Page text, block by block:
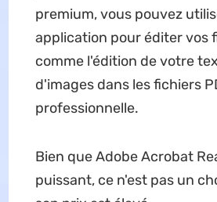
premium, vous pouvez
application pour éditer vos
comme l'édition de votre
d'images dans les fichiers
professionnelle.
Bien que Adobe Acrobat
puissant, ce n'est pas un